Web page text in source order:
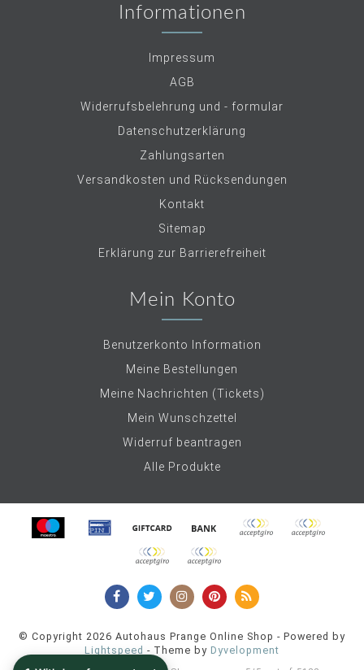
Informationen
Impressum
AGB
Widerrufsbelehrung und - formular
Datenschutzerklärung
Zahlungsarten
Versandkosten und Rücksendungen
Kontakt
Sitemap
Erklärung zur Barrierefreiheit
Mein Konto
Benutzerkonto Information
Meine Bestellungen
Meine Nachrichten (Tickets)
Mein Wunschzettel
Widerruf beantragen
Alle Produkte
© Copyright 2026 Autohaus Prange Online Shop - Powered by
Lightspeed - Theme by Dyvelopment